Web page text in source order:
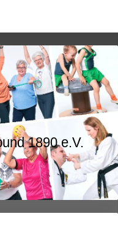
1890 e.V.